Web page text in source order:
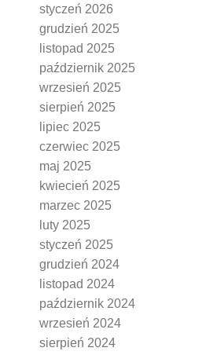
styczeń 2026
grudzień 2025
listopad 2025
październik 2025
wrzesień 2025
sierpień 2025
lipiec 2025
czerwiec 2025
maj 2025
kwiecień 2025
marzec 2025
luty 2025
styczeń 2025
grudzień 2024
listopad 2024
październik 2024
wrzesień 2024
sierpień 2024